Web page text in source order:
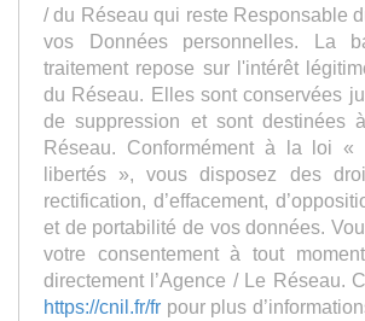
/ du Réseau qui reste Responsable
vos Données personnelles. La
traitement repose sur l'intérêt
du Réseau. Elles sont conservées
de suppression et sont destinées
Réseau. Conformément à la loi «
libertés », vous disposez des
rectification, d’effacement,
et de portabilité de vos données.
votre consentement à tout
directement l’Agence / Le Réseau.
https://cnil.fr/fr pour plus